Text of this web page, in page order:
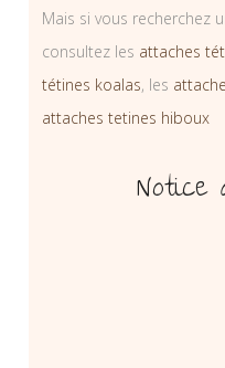
Mais si vous recherchez
consultez les attaches
tétines koalas, les
attaches tetines hiboux
Notice